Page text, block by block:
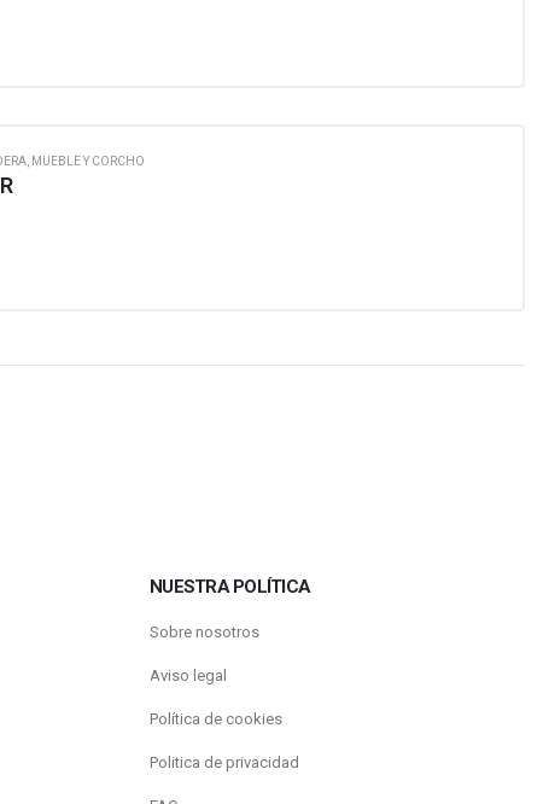
MUEBLE Y CORCHO
NUESTRA POLÍTICA
Sobre nosotros
Aviso legal
Política de cookies
Politica de privacidad